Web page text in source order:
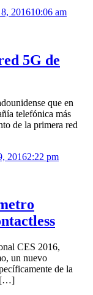
201610:06 am
5G de
que en
telefónica más
de la primera red
20162:22 pm
CES 2016,
un nuevo
de la
[…]